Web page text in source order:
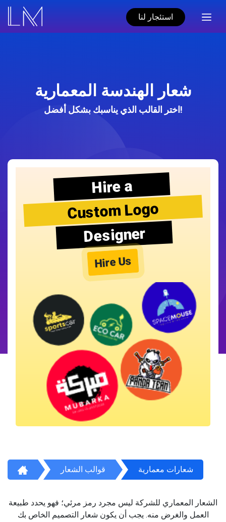
استئجار لنا
شعار الهندسة المعمارية
اختر القالب الذي يناسبك بشكل أفضل!
Hire a
Custom Logo
Designer
Hire Us
قوالب الشعار شعارات معمارية
الشعار المعماري للشركة ليس مجرد رمز مرئي؛ فهو يحدد طبيعة
العمل والغرض منه. يجب أن يكون شعار التصميم الخاص بك